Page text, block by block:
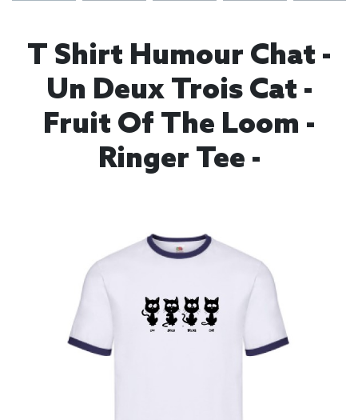
T Shirt Humour Chat -
Un Deux Trois Cat -
Fruit Of The Loom -
Ringer Tee -